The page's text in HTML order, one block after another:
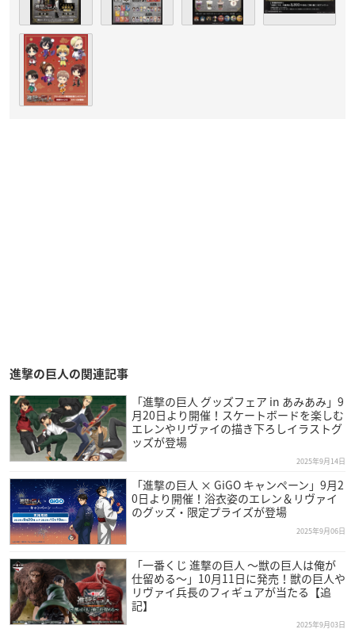
進撃の巨人の関連記事
「進撃の巨人 グッズフェア in あみあみ」9
月20日より開催！スケートボードを楽しむ
エレンやリヴァイの描き下ろしイラストグ
ッズが登場
2025年9月14日
「進撃の巨人 × GiGO キャンペーン」9月2
0日より開催！浴衣姿のエレン＆リヴァイ
のグッズ・限定プライズが登場
2025年9月06日
「一番くじ 進撃の巨人 ～獣の巨人は俺が
仕留める～」10月11日に発売！獣の巨人や
リヴァイ兵長のフィギュアが当たる【追
記】
2025年9月03日